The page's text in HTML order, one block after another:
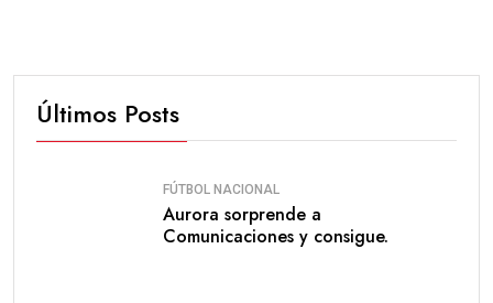
Últimos Posts
FÚTBOL NACIONAL
Aurora sorprende a
Comunicaciones y consigue.